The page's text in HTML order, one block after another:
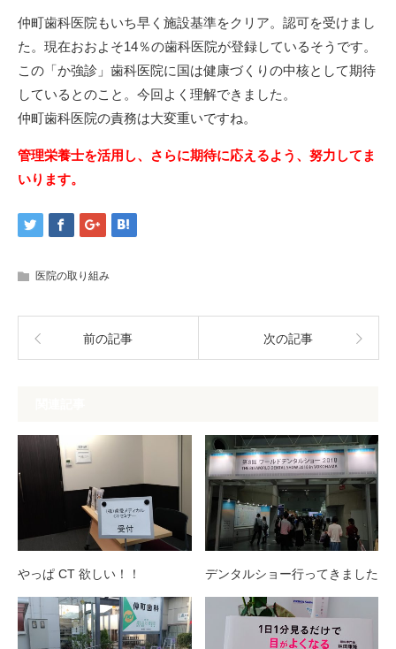
仲町歯科医院もいち早く施設基準をクリア。認可を受けまし
た。現在おおよそ14％の歯科医院が登録しているそうです。
この「か強診」歯科医院に国は健康づくりの中核として期待
しているとのこと。今回よく理解できました。
仲町歯科医院の責務は大変重いですね。
管理栄養士を活用し、さらに期待に応えるよう、努力してま
いります。
医院の取り組み
前の記事 次の記事
やっぱ CT 欲しい！！ デンタルショー行ってきました